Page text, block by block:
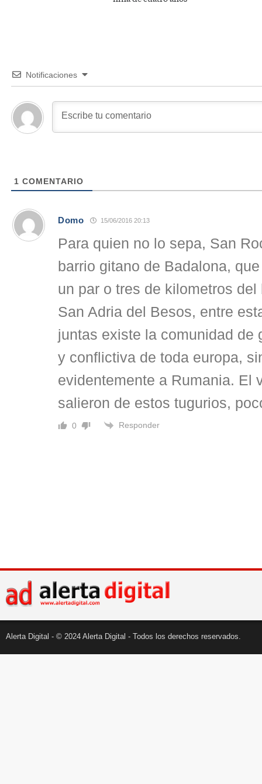
Notificaciones
1 COMENTARIO
Domo 15/06/2016 20:13
Para quien no lo sepa, San
barrio gitano de Badalona,
un par o tres de kilometros
San Adria del Besos, entre
juntas existe la comunidad de
y conflictiva de toda europa,
evidentemente a Rumania. El
salieron de estos tugurios,
0 Responder
Alerta Digital - © 2024 Alerta Digital - Todos los derechos reservados.